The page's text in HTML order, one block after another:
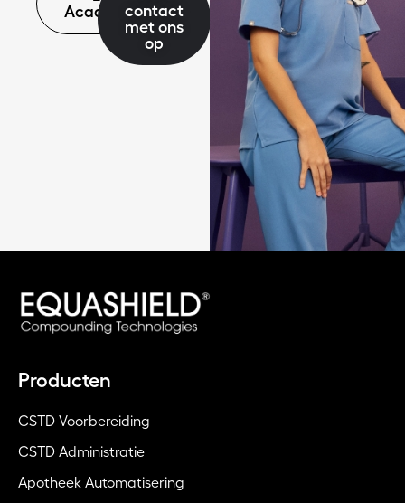
Academiecontact
met ons
op
Producten
CSTD Voorbereiding
CSTD Administratie
Apotheek Automatisering